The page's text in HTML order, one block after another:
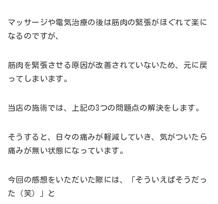
マッサージや電気治療の後は筋肉の緊張がほぐれて楽に
なるのですが、
筋肉を緊張させる原因が改善されていないため、元に戻
ってしまいます。
当店の施術では、上記の3つの問題点の解決をします。
そうすると、日々の痛みが軽減していき、気がついたら
痛みが無い状態になっています。
今回の感想をいただいた際には、「そういえばそうだっ
た（笑）」と